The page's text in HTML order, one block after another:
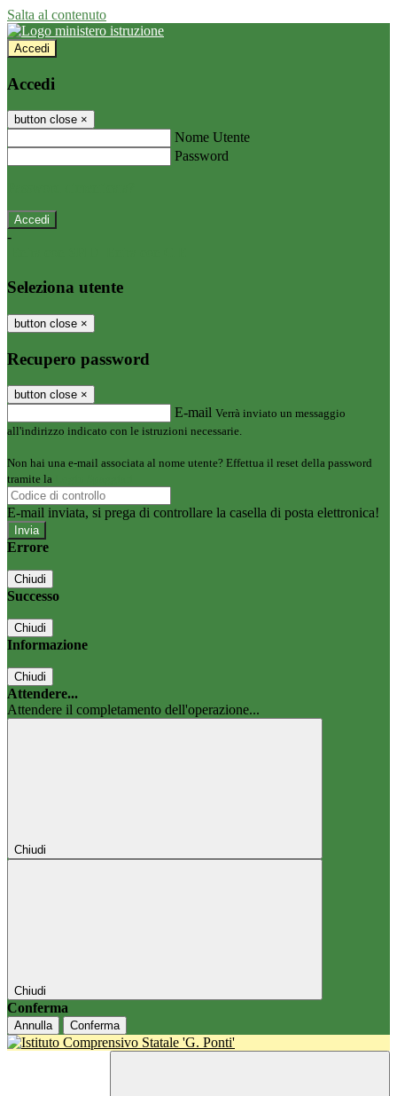
Salta al contenuto
Accedi
Accedi
button close ×
Nome Utente
Password
-
Seleziona utente
button close ×
Recupero password
button close ×
E-mail Verrà inviato un messaggio
all'indirizzo indicato con le istruzioni necessarie.
Non hai una e-mail associata al nome utente? Effettua il reset della password
tramite la
E-mail inviata, si prega di controllare la casella di posta elettronica!
Errore
Chiudi
Successo
Chiudi
Informazione
Chiudi
Attendere...
Attendere il completamento dell'operazione...
Chiudi
Chiudi
Conferma
Annulla Conferma